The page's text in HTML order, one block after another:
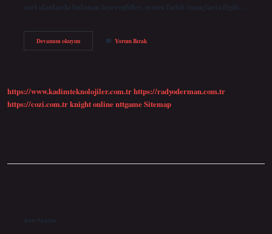
özel alanlarda bulunan hiyeroglifler, oyunu farklı inançlarla ilgili…
Devamını okuyunIlk
Oyun
Yorum Bırak
https://www.kadimteknolojiler.com.trhttps://radyoderman.com.tr
https://cozi.com.trknight onlinenttgameSitemap
Son Yazılar